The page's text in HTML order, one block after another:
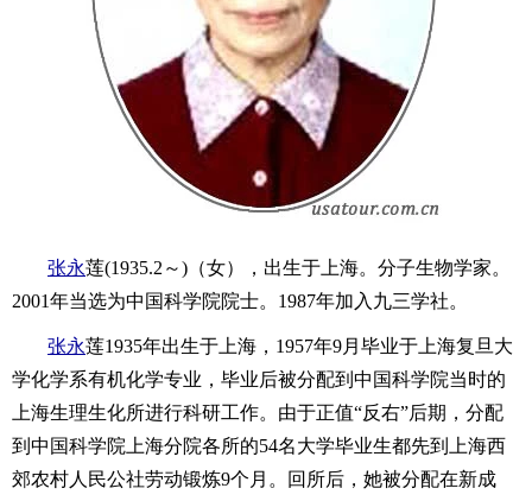
张永莲(1935.2～)（女），出生于上海。分子生物学家。
2001年当选为中国科学院院士。1987年加入九三学社。
张永莲1935年出生于上海，1957年9月毕业于上海复旦大
学化学系有机化学专业，毕业后被分配到中国科学院当时的
上海生理生化所进行科研工作。由于正值“反右”后期，分配
到中国科学院上海分院各所的54名大学毕业生都先到上海西
郊农村人民公社劳动锻炼9个月。回所后，她被分配在新成